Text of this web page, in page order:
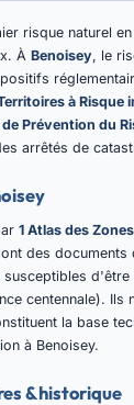
risque naturel
À Benoisey, le
à Risque
de Prévention du
arrêtés de
1 Atlas des
des
d'être
centennale). Ils
la base
à Benoisey.
& historique